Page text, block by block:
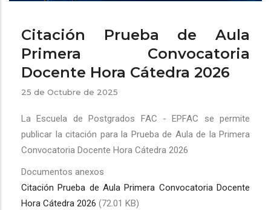
Citación Prueba de Aula
Primera Convocatoria
Docente Hora Cátedra 2026
25 de Octubre de 2025
La Escuela de Postgrados FAC - EPFAC se permite
publicar la citación para la Prueba de Aula de la Primera
Convocatoria Docente Hora Cátedra 2026
Documentos anexos
Citación Prueba de Aula Primera Convocatoria Docente
Hora Cátedra 2026 (72.01 KB)